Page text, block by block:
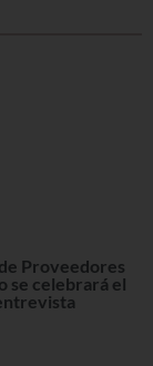
Proveedores
se celebrará el